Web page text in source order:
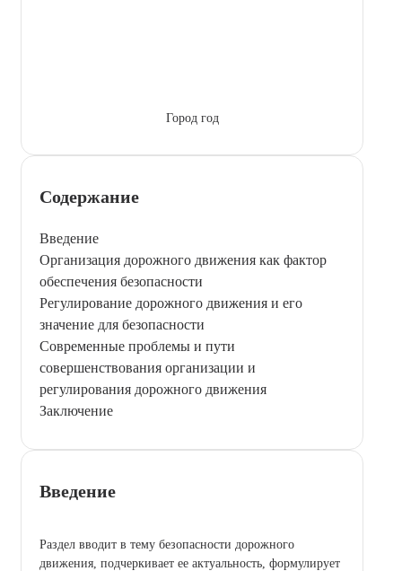
Город год
Содержание
Введение
Организация дорожного движения как фактор
обеспечения безопасности
Регулирование дорожного движения и его
значение для безопасности
Современные проблемы и пути
совершенствования организации и
регулирования дорожного движения
Заключение
Введение
Раздел вводит в тему безопасности дорожного
движения, подчеркивает ее актуальность, формулирует